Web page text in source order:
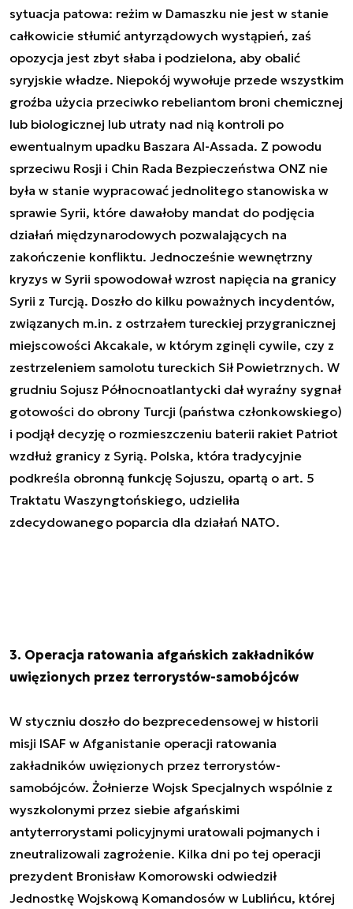
sytuacja patowa: reżim w Damaszku nie jest w stanie
całkowicie stłumić antyrządowych wystąpień, zaś
opozycja jest zbyt słaba i podzielona, aby obalić
syryjskie władze. Niepokój wywołuje przede wszystkim
groźba użycia przeciwko rebeliantom broni chemicznej
lub biologicznej lub utraty nad nią kontroli po
ewentualnym upadku Baszara Al-Assada. Z powodu
sprzeciwu Rosji i Chin Rada Bezpieczeństwa ONZ nie
była w stanie wypracować jednolitego stanowiska w
sprawie Syrii, które dawałoby mandat do podjęcia
działań międzynarodowych pozwalających na
zakończenie konfliktu. Jednocześnie wewnętrzny
kryzys w Syrii spowodował wzrost napięcia na granicy
Syrii z Turcją. Doszło do kilku poważnych incydentów,
związanych m.in. z ostrzałem tureckiej przygranicznej
miejscowości Akcakale, w którym zginęli cywile, czy z
zestrzeleniem samolotu tureckich Sił Powietrznych. W
grudniu Sojusz Północnoatlantycki dał wyraźny sygnał
gotowości do obrony Turcji (państwa członkowskiego)
i podjął decyzję o rozmieszczeniu baterii rakiet Patriot
wzdłuż granicy z Syrią. Polska, która tradycyjnie
podkreśla obronną funkcję Sojuszu, opartą o art. 5
Traktatu Waszyngtońskiego, udzieliła
zdecydowanego poparcia dla działań NATO.
3. Operacja ratowania afgańskich zakładników
uwięzionych przez terrorystów-samobójców
W styczniu doszło do bezprecedensowej w historii
misji ISAF w Afganistanie operacji ratowania
zakładników uwięzionych przez terrorystów-
samobójców. Żołnierze Wojsk Specjalnych wspólnie z
wyszkolonymi przez siebie afgańskimi
antyterrorystami policyjnymi uratowali pojmanych i
zneutralizowali zagrożenie. Kilka dni po tej operacji
prezydent Bronisław Komorowski odwiedził
Jednostkę Wojskową Komandosów w Lublińcu, której